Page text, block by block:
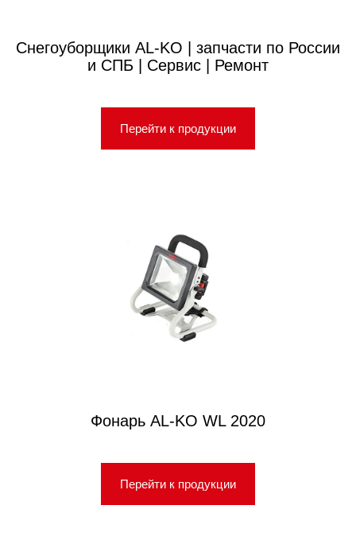
Снегоуборщики AL-KO | запчасти по России
и СПБ | Сервис | Ремонт
Перейти к продукции
Фонарь AL-KO WL 2020
Перейти к продукции